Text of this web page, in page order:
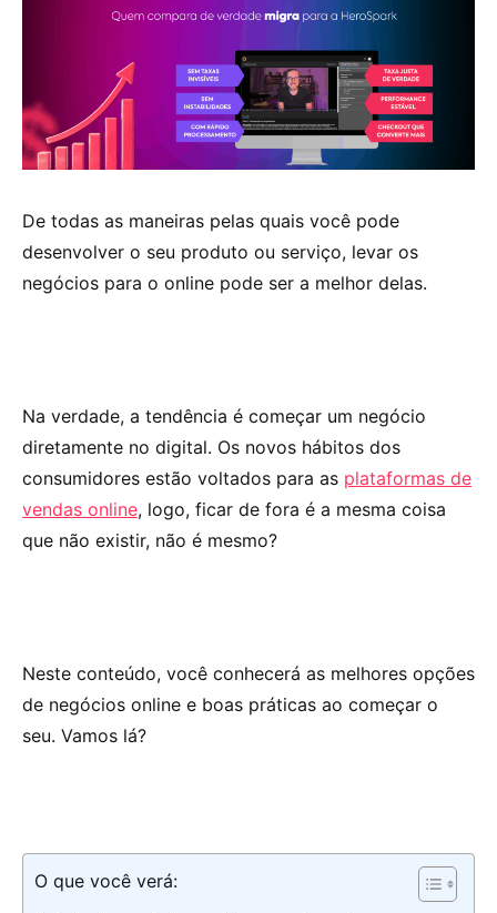
De todas as maneiras pelas quais você pode
desenvolver o seu produto ou serviço, levar os
negócios para o online pode ser a melhor delas.
Na verdade, a tendência é começar um negócio
diretamente no digital. Os novos hábitos dos
consumidores estão voltados para as plataformas de
vendas online, logo, ficar de fora é a mesma coisa
que não existir, não é mesmo?
Neste conteúdo, você conhecerá as melhores opções
de negócios online e boas práticas ao começar o
seu. Vamos lá?
O que você verá: